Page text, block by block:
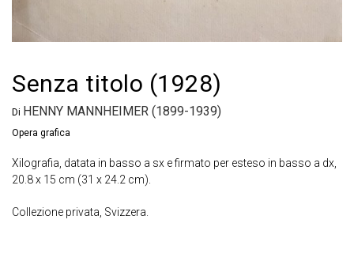
Senza titolo (1928)
Di HENNY MANNHEIMER (1899-1939)
Opera grafica
Xilografia, datata in basso a sx e firmato per esteso in basso a dx,
20.8 x 15 cm (31 x 24.2 cm).
Collezione privata, Svizzera.